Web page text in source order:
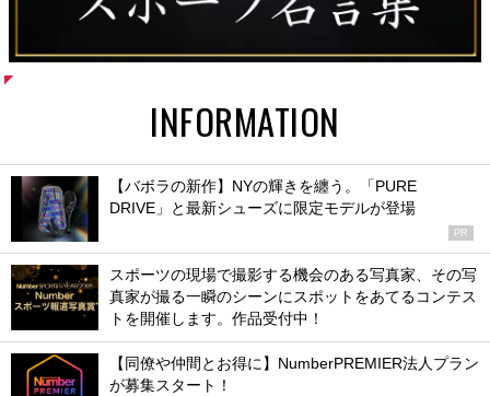
INFORMATION
【バボラの新作】NYの輝きを纏う。「PURE
DRIVE」と最新シューズに限定モデルが登場
PR
スポーツの現場で撮影する機会のある写真家、その写
真家が撮る一瞬のシーンにスポットをあてるコンテス
トを開催します。作品受付中！
【同僚や仲間とお得に】NumberPREMIER法人プラン
が募集スタート！